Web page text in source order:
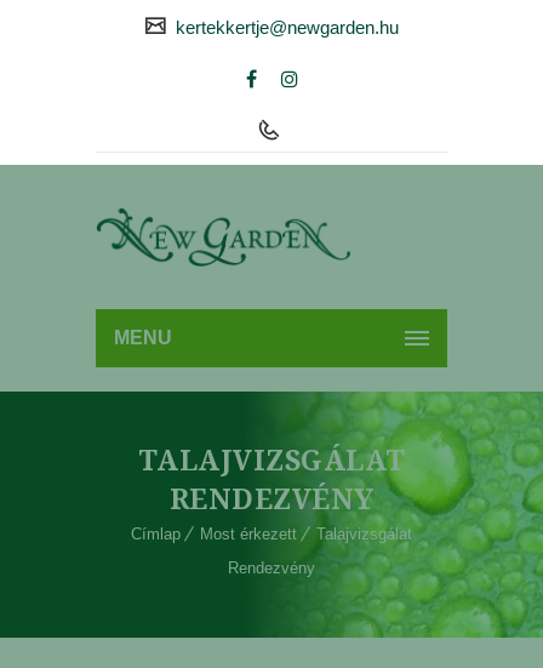
kertekkertje@newgarden.hu
MENU
TALAJVIZSGÁLAT
RENDEZVÉNY
Címlap Most érkezett
Talajvizsgálat
Rendezvény